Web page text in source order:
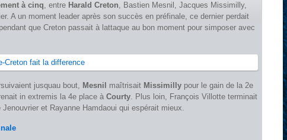
à cinq, entre Harald Creton, Bastien Mesnil, Jacques Missimilly,
A un moment leader après son succès en préfinale, ce dernier perdait
que Creton passait à lattaque au bon moment pour simposer avec
jusquau bout, Mesnil maîtrisait Missimilly pour le gain de la 2e
in extremis la 4e place à Courty . Plus loin, François Villotte terminait
et Rayanne Hamdaoui qui espérait mieux.